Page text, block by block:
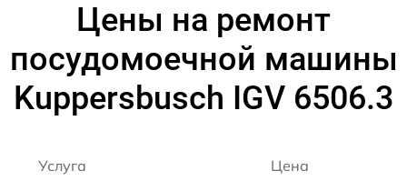
Цены на ремонт
посудомоечной машины
Kuppersbusch IGV 6506.3
Услуга Цена